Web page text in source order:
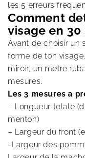
les 5 erreurs
Comment
visage en
Avant de choisir un
forme de ton
miroir, un metre
mesures.
Les 3 mesures a
– Longueur totale
menton)
– Largeur du front
-Largeur des